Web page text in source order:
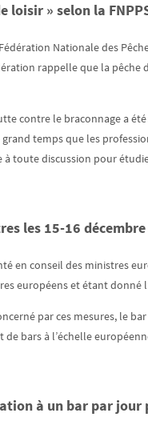
loisir » selon la
Nationale des
rappelle que la
contre le braconnage a
temps que les
à toute discussion pour
les 15-16 décembre
en conseil des ministres
européens et étant donné
par ces mesures, le
bars à l’échelle
à un bar par jour